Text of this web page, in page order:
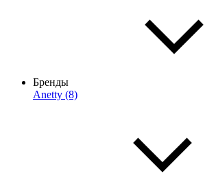
Бренды
Anetty (8)